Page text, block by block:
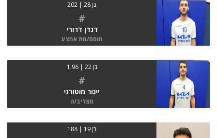
בן 28 | 202
#
דנדן דרורי
חוסם/מת אמצע
בן 22 | 1.96
#
ייגור מוטורני
מצליב/ה
בן 19 | 188